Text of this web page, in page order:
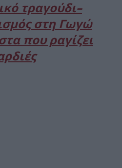
τραγούδι–
στη Γωγώ
που ραγίζει